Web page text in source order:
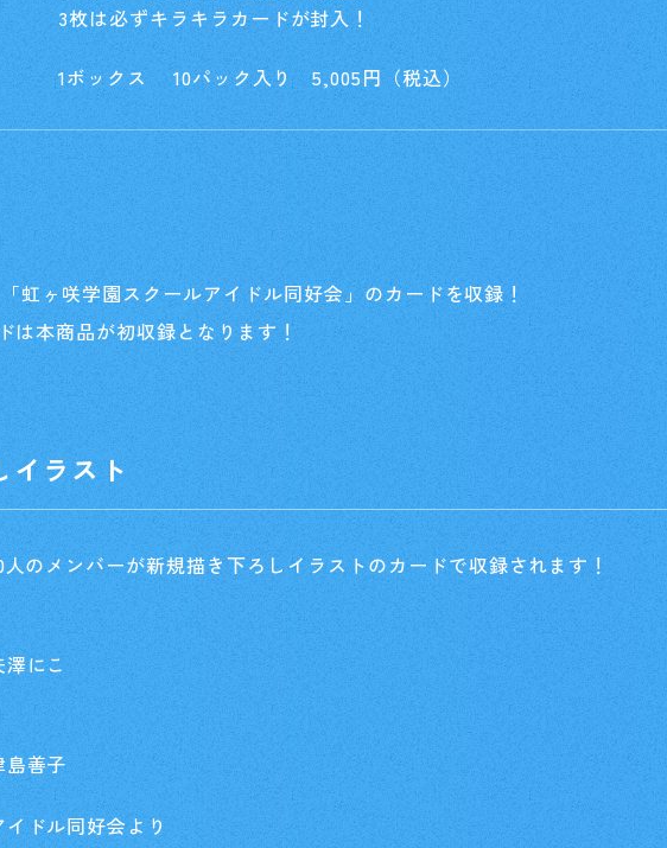
Home
Schedule
Event
Card List
3枚は必ずキラキラカードが封入！
1ボックス 10パック入り 5,005円（税込）
虹ヶ咲学園スクールアイドル同好会」のカードを収録！
は本商品が初収録となります！
ラスト
のメンバーが新規描き下ろしイラストのカードで収録されます！
にこ
善子
ドル同好会より